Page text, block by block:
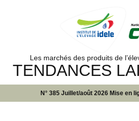
Les marchés des produits de
TENDANCES
N° 385 Juillet/août 2026 Mise en